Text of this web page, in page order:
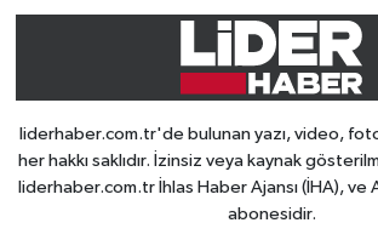
liderhaber.com.tr'de bulunan yazı, video,
her hakkı saklıdır. İzinsiz veya kaynak
liderhaber.com.tr İhlas Haber Ajansı (İHA), ve
abonesidir.